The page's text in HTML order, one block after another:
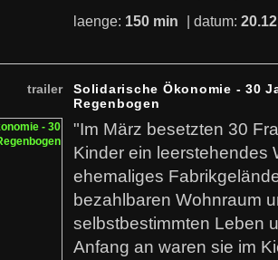
laenge: 150 min | datum:
trailer
Solidarische Ökonomie - 30
Regenbogen
"Im März besetzten 30
Kinder ein leerstehendes
ehemaliges
bezahlbaren Wohnraum
selbstbestimmten Leben
Anfang an waren sie im